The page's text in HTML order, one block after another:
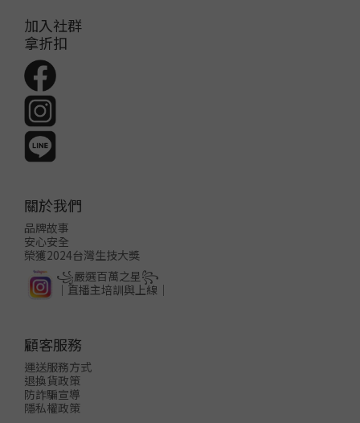
加入社群
拿折扣
關於我們
品牌故事
安心安全
榮獲2024台灣生技大獎
꧁嚴選百萬之星꧂
│直播主培訓與上線│
顧客服務
運送服務方式
退換貨政策
防詐騙宣導
隱私權政策